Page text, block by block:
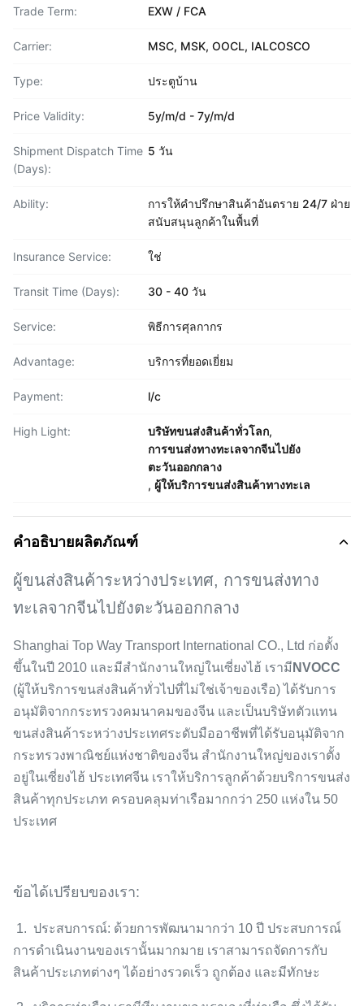
Trade Term: EXW / FCA
Carrier: MSC, MSK, OOCL, IALCOSCO
Type: ประตูบ้าน
Price Validity: 5y/m/d - 7y/m/d
Shipment Dispatch Time
(Days):
5 วัน
Ability:
การให้คำปรึกษาสินค้าอันตราย 24/7 ฝ่าย
สนับสนุนลูกค้าในพื้นที่
Insurance Service: ใช่
Transit Time (Days): 30 - 40 วัน
Service: พิธีการศุลกากร
Advantage: บริการที่ยอดเยี่ยม
Payment: l/c
High Light: บริษัทขนส่งสินค้าทั่วโลก,
การขนส่งทางทะเลจากจีนไปยัง
ตะวันออกกลาง
, ผู้ให้บริการขนส่งสินค้าทางทะเล
คำอธิบายผลิตภัณฑ์
ผู้ขนส่งสินค้าระหว่างประเทศ, การขนส่งทาง
ทะเลจากจีนไปยังตะวันออกกลาง
Shanghai Top Way Transport International CO., Ltd ก่อตั้ง
ขึ้นในปี 2010 และมีสำนักงานใหญ่ในเซี่ยงไฮ้ เรามี NVOCC
(ผู้ให้บริการขนส่งสินค้าทั่วไปที่ไม่ใช่เจ้าของเรือ) ได้รับการ
อนุมัติจากกระทรวงคมนาคมของจีน และเป็นบริษัทตัวแทน
ขนส่งสินค้าระหว่างประเทศระดับมืออาชีพที่ได้รับอนุมัติจาก
กระทรวงพาณิชย์แห่งชาติของจีน สำนักงานใหญ่ของเราตั้ง
อยู่ในเซี่ยงไฮ้ ประเทศจีน เราให้บริการลูกค้าด้วยบริการขนส่ง
สินค้าทุกประเภท ครอบคลุมท่าเรือมากกว่า 250 แห่งใน 50
ประเทศ
ข้อได้เปรียบของเรา:
1. ประสบการณ์: ด้วยการพัฒนามากว่า 10 ปี ประสบการณ์
การดำเนินงานของเรานั้นมากมาย เราสามารถจัดการกับ
สินค้าประเภทต่างๆ ได้อย่างรวดเร็ว ถูกต้อง และมีทักษะ